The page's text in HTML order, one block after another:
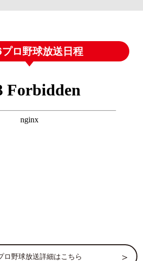
ロ野球放送日程
ロ野球放送詳細はこちら